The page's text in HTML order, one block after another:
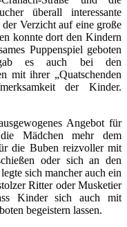
überall interessante
Verzicht auf eine große
konnte dort den Kindern
Puppenspiel geboten
gab es auch bei den
mit ihrer „Quatschenden
der Kinder.
Angebot für
Mädchen mehr dem
die Buben reizvoller mit
oder sich an den
sich mancher auch ein
Ritter oder Musketier
Kinder sich auch mit
begeistern lassen.